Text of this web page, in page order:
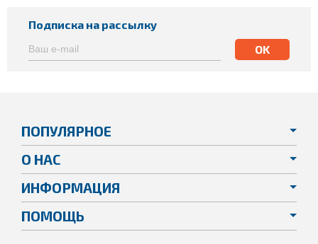
Подписка на рассылку
ПОПУЛЯРНОЕ
О НАС
ИНФОРМАЦИЯ
ПОМОЩЬ